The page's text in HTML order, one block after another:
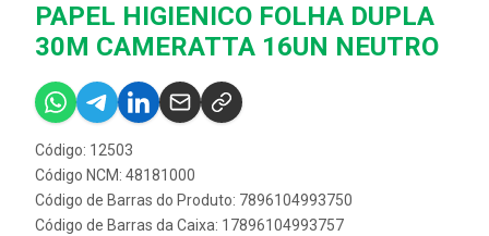
PAPEL HIGIENICO FOLHA DUPLA
30M CAMERATTA 16UN NEUTRO
Código: 12503
Código NCM: 48181000
Código de Barras do Produto: 7896104993750
Código de Barras da Caixa: 17896104993757